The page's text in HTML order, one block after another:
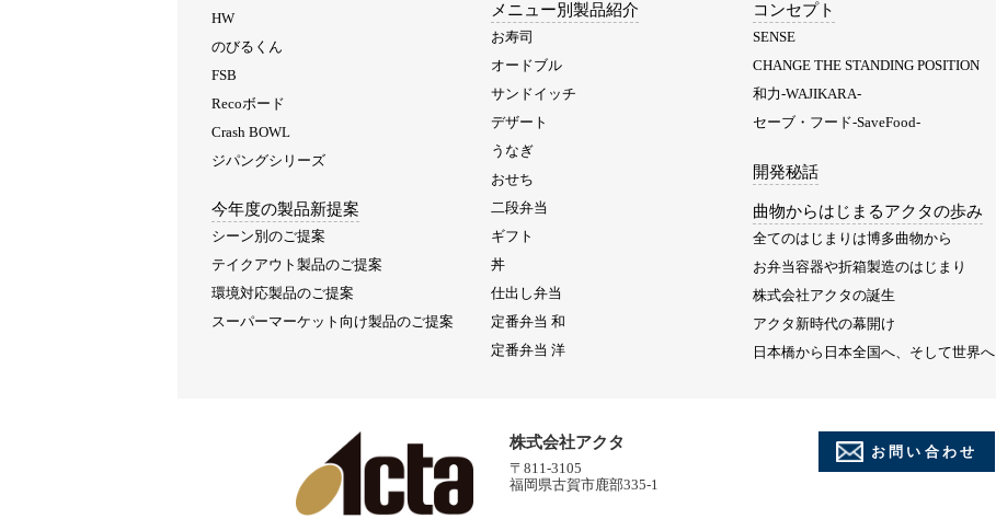
HW
のびるくん
FSB
Recoボード
Crash BOWL
ジパングシリーズ
今年度の製品新提案
シーン別のご提案
テイクアウト製品のご提案
環境対応製品のご提案
スーパーマーケット向け製品のご提案
メニュー別製品紹介
お寿司
オードブル
サンドイッチ
デザート
うなぎ
おせち
二段弁当
ギフト
丼
仕出し弁当
定番弁当 和
定番弁当 洋
コンセプト
SENSE
CHANGE THE STANDING POSITION
和力-WAJIKARA-
セーブ・フード-SaveFood-
開発秘話
曲物からはじまるアクタの歩み
全てのはじまりは博多曲物から
お弁当容器や折箱製造のはじまり
株式会社アクタの誕生
アクタ新時代の幕開け
日本橋から日本全国へ、そして世界へ
株式会社アクタ
〒811-3105
福岡県古賀市鹿部335-1
お問い合わせ